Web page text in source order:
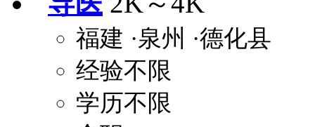
福建 ·泉州 ·德化县
经验不限
学历不限